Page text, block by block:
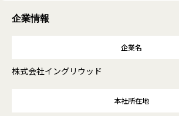
企業情報
企業名
株式会社イングリウッド
本社所在地